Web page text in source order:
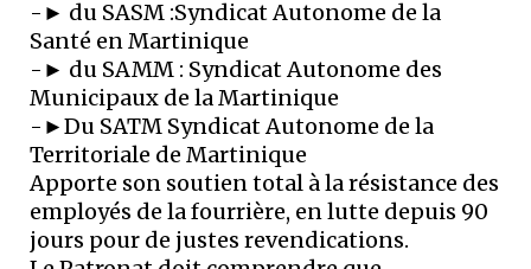
-► du SASM :Syndicat Autonome de la
Santé en Martinique
-► du SAMM : Syndicat Autonome des
Municipaux de la Martinique
-►Du SATM Syndicat Autonome de la
Territoriale de Martinique
Apporte son soutien total à la résistance des
employés de la fourrière, en lutte depuis 90
jours pour de justes revendications.